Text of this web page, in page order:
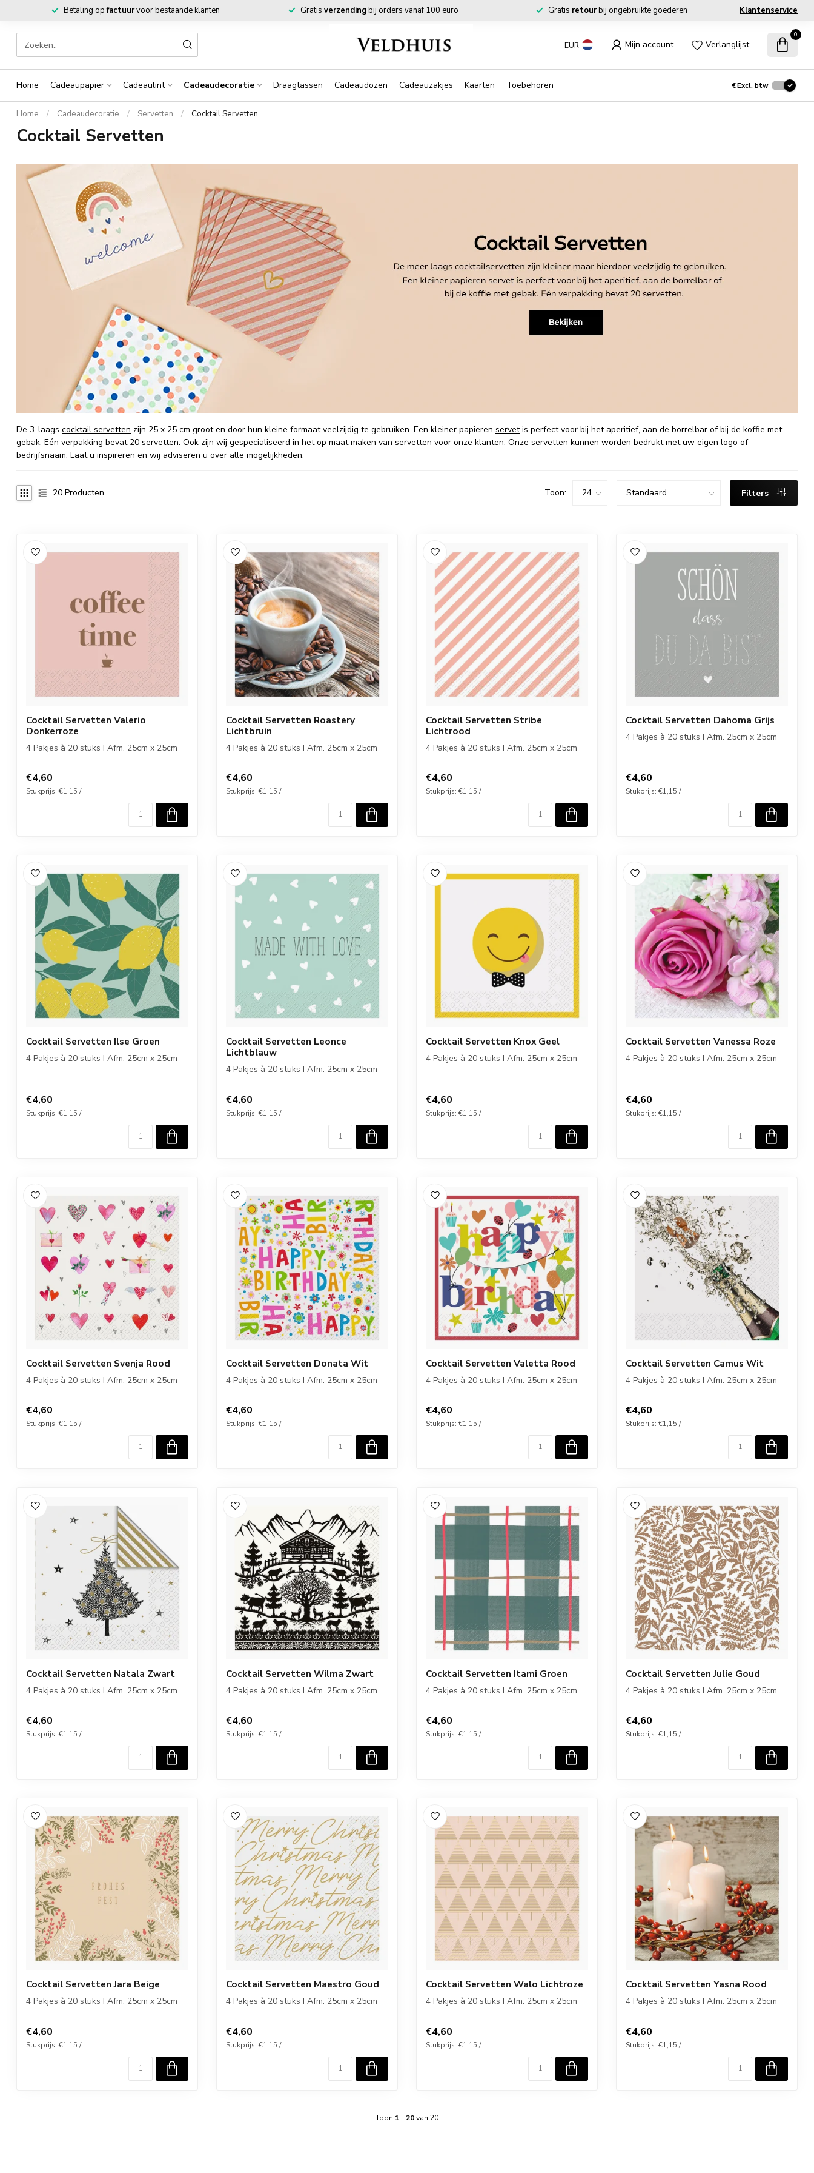
Betaling opfactuurvoor bestaande klanten Gratis verzendingbij orders vanaf 100 euro Gratis retourbij ongebruikte goederen Klantenservice
EUR Mijn account Verlanglijst
0
Home Cadeaupapier Cadeaulint Cadeaudecoratie Draagtassen Cadeaudozen Cadeauzakjes Kaarten Toebehoren €Excl. btw
Home / Cadeaudecoratie / Servetten / Cocktail Servetten
Cocktail Servetten
De 3-laags cocktail servetten zijn 25 x 25 cm groot en door hun kleine formaat veelzijdig te gebruiken. Een kleiner papieren servetis perfect voor bij het aperitief, aan de borrelbar of bij de koffie met
gebak. Eén verpakking bevat 20 servetten. Ook zijn wij gespecialiseerd in het op maat maken van servetten voor onze klanten. Onze servetten kunnen worden bedrukt met uw eigen logo of
bedrijfsnaam. Laat u inspireren en wij adviseren u over alle mogelijkheden.
20 Producten Toon: Filters
Cocktail Servetten Valerio
Donkerroze
4 Pakjes à 20 stuks I Afm. 25cm x 25cm
€4,60
Stukprijs: €1,15 /
Cocktail Servetten Roastery
Lichtbruin
4 Pakjes à 20 stuks I Afm. 25cm x 25cm
€4,60
Stukprijs: €1,15 /
Cocktail Servetten Stribe
Lichtrood
4 Pakjes à 20 stuks I Afm. 25cm x 25cm
€4,60
Stukprijs: €1,15 /
Cocktail Servetten Dahoma Grijs
4 Pakjes à 20 stuks I Afm. 25cm x 25cm
€4,60
Stukprijs: €1,15 /
Cocktail Servetten Ilse Groen
4 Pakjes à 20 stuks I Afm. 25cm x 25cm
€4,60
Stukprijs: €1,15 /
Cocktail Servetten Leonce
Lichtblauw
4 Pakjes à 20 stuks I Afm. 25cm x 25cm
€4,60
Stukprijs: €1,15 /
Cocktail Servetten Knox Geel
4 Pakjes à 20 stuks I Afm. 25cm x 25cm
€4,60
Stukprijs: €1,15 /
Cocktail Servetten Vanessa Roze
4 Pakjes à 20 stuks I Afm. 25cm x 25cm
€4,60
Stukprijs: €1,15 /
Cocktail Servetten Svenja Rood
4 Pakjes à 20 stuks I Afm. 25cm x 25cm
€4,60
Stukprijs: €1,15 /
Cocktail Servetten Donata Wit
4 Pakjes à 20 stuks I Afm. 25cm x 25cm
€4,60
Stukprijs: €1,15 /
Cocktail Servetten Valetta Rood
4 Pakjes à 20 stuks I Afm. 25cm x 25cm
€4,60
Stukprijs: €1,15 /
Cocktail Servetten Camus Wit
4 Pakjes à 20 stuks I Afm. 25cm x 25cm
€4,60
Stukprijs: €1,15 /
Cocktail Servetten Natala Zwart
4 Pakjes à 20 stuks I Afm. 25cm x 25cm
€4,60
Stukprijs: €1,15 /
Cocktail Servetten Wilma Zwart
4 Pakjes à 20 stuks I Afm. 25cm x 25cm
€4,60
Stukprijs: €1,15 /
Cocktail Servetten Itami Groen
4 Pakjes à 20 stuks I Afm. 25cm x 25cm
€4,60
Stukprijs: €1,15 /
Cocktail Servetten Julie Goud
4 Pakjes à 20 stuks I Afm. 25cm x 25cm
€4,60
Stukprijs: €1,15 /
Cocktail Servetten Jara Beige
4 Pakjes à 20 stuks I Afm. 25cm x 25cm
€4,60
Stukprijs: €1,15 /
Cocktail Servetten Maestro Goud
4 Pakjes à 20 stuks I Afm. 25cm x 25cm
€4,60
Stukprijs: €1,15 /
Cocktail Servetten Walo Lichtroze
4 Pakjes à 20 stuks I Afm. 25cm x 25cm
€4,60
Stukprijs: €1,15 /
Cocktail Servetten Yasna Rood
4 Pakjes à 20 stuks I Afm. 25cm x 25cm
€4,60
Stukprijs: €1,15 /
Toon 1 - 20van 20